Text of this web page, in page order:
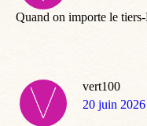
Quand on importe le
vert100
dit
20 juin